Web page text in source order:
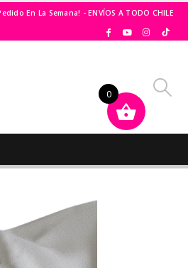
En La Semana! - ENVÍOS A TODO CHILE
0